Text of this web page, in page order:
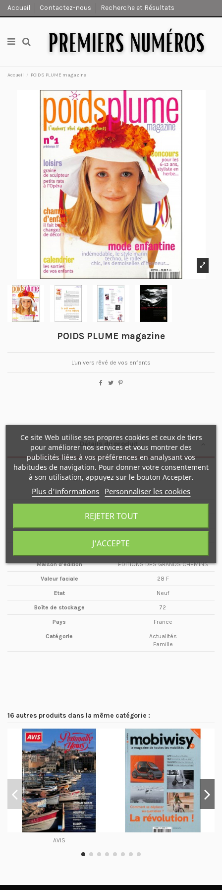
Accueil Contactez-nous Recherche et Résultats
Accueil POIDS PLUME magazine
POIDS PLUME magazine
L'univers rêvé de vos enfants
Détails du produit
Nombre de pages 100 pages
Type de média Magazine
Maison d'édition EDITIONS DES GRANDS CHEMINS
Valeur faciale 28 F
Etat Neuf
Boîte de stockage 72
Pays France
Catégorie
Actualités
Famille
16 autres produits dans la même catégorie :
AVIS
Ce site Web utilise ses propres cookies et ceux de tiers
pour améliorer nos services et vous montrer des
publicités liées à vos préférences en analysant vos
habitudes de navigation. Pour donner votre consentement
à son utilisation, appuyez sur le bouton Accepter.
Plus d'informations Personnaliser les cookies
REJETER TOUT
J'ACCEPTE